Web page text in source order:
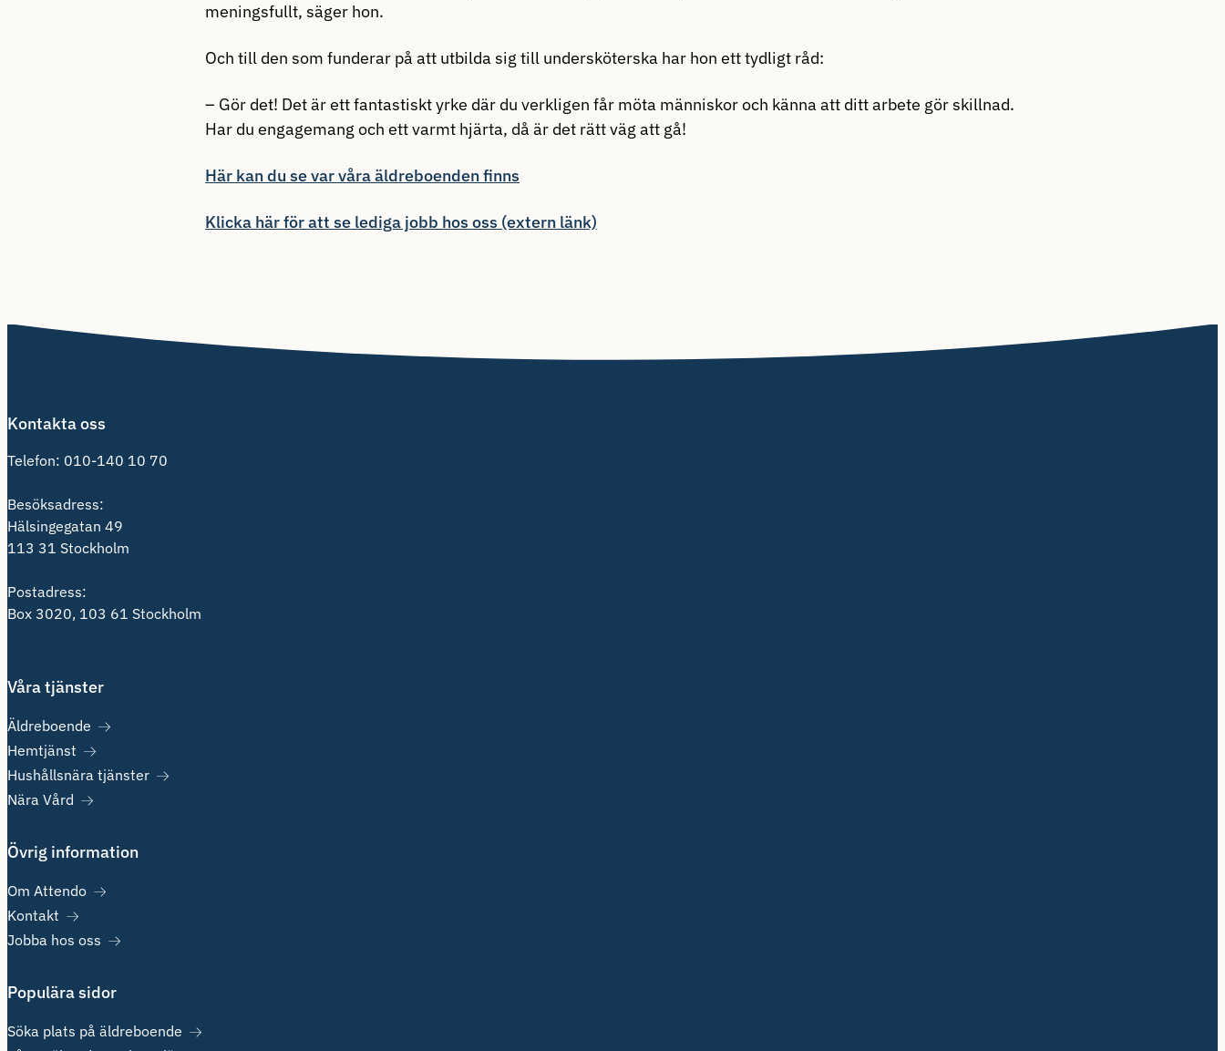
meningsfullt, säger hon.
Och till den som funderar på att utbilda sig till undersköterska har hon ett tydligt råd:
– Gör det! Det är ett fantastiskt yrke där du verkligen får möta människor och känna att ditt arbete gör skillnad.
Har du engagemang och ett varmt hjärta, då är det rätt väg att gå!
Här kan du se var våra äldreboenden finns
Klicka här för att se lediga jobb hos oss (extern länk)
Kontakta oss
Telefon: 010-140 10 70
Besöksadress:
Hälsingegatan 49
113 31 Stockholm
Postadress:
Box 3020, 103 61 Stockholm
Våra tjänster
Äldreboende
Hemtjänst
Hushållsnära tjänster
Nära Vård
Övrig information
Om Attendo
Kontakt
Jobba hos oss
Populära sidor
Söka plats på äldreboende